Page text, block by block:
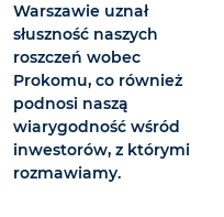
Warszawie uznał
słuszność naszych
roszczeń wobec
Prokomu, co również
podnosi naszą
wiarygodność wśród
inwestorów, z którymi
rozmawiamy.